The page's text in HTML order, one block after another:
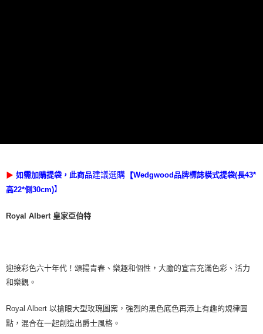
▶ 如需加購提袋，此商品建議選購 【Wedgwood品牌標誌橫式提袋(長43*
高22*側30cm)】
Royal Albert 皇家亞伯特
迎接彩色六十年代！ 頌揚青春、樂趣和個性，大膽的宣言充滿色彩、活力
和樂觀。
Royal Albert 以搶眼大型玫瑰圖案，強烈的黑色底色再添上有趣的規律圓
點，混合在一起創造出爵士風格。